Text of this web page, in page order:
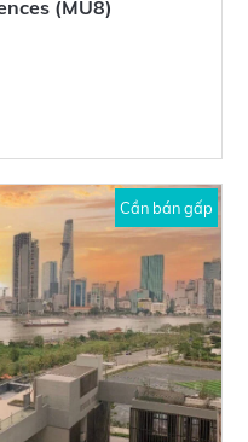
(MU8)
Cần bán gấp